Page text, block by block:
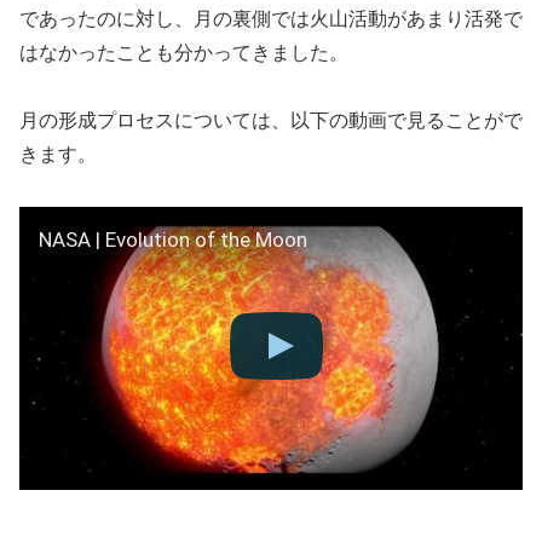
であったのに対し、月の裏側では火山活動があまり活発で
はなかったことも分かってきました。
月の形成プロセスについては、以下の動画で見ることがで
きます。
NASA | Evolution of the Moon